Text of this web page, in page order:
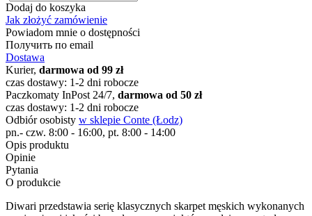
Dodaj do koszyka
Jak złożyć zamówienie
Powiadom mnie o dostępności
Получить по email
Dostawa
Kurier, darmowa od 99 zł
czas dostawy: 1-2 dni robocze
Paczkomaty InPost 24/7, darmowa od 50 zł
czas dostawy: 1-2 dni robocze
Odbiór osobisty w sklepie Conte (Łodz)
pn.- czw. 8:00 - 16:00, pt. 8:00 - 14:00
Opis produktu
Opinie
Pytania
O produkcie
Diwari przedstawia serię klasycznych skarpet męskich wykonanych